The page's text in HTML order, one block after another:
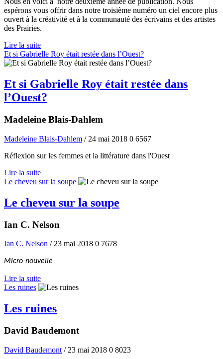
espérons vous offrir dans notre troisième numéro un ciel encore plus
ouvert à la créativité et à la communauté des écrivains et des artistes
des Prairies.
Lire la suite
Et si Gabrielle Roy était restée dans l’Ouest?
Et si Gabrielle Roy était restée dans
l’Ouest?
Madeleine Blais-Dahlem
Madeleine Blais-Dahlem / 24 mai 2018 0 6567
Réflexion sur les femmes et la littérature dans l'Ouest
Lire la suite
Le cheveu sur la soupe
Le cheveu sur la soupe
Ian C. Nelson
Ian C. Nelson / 23 mai 2018 0 7678
Micro-nouvelle
Lire la suite
Les ruines
Les ruines
David Baudemont
David Baudemont / 23 mai 2018 0 8023